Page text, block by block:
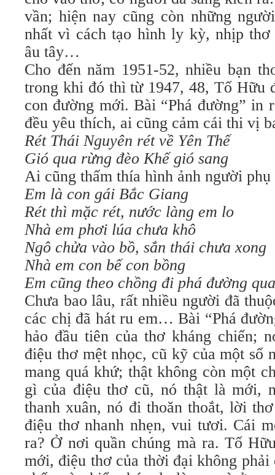
vần; hiện nay cũng còn những
nhất vì cách tạo hình ly kỳ, nhịp
âu tây…
Cho đến năm 1951-52, nhiều bạn
trong khi đó thì từ 1947, 48, Tố Hữu
con đường mới. Bài “Phá đường” in
đều yêu thích, ai cũng cảm cái thi vị
Rét Thái Nguyên rét về Yên Thế
Gió qua rừng đèo Khế gió sang
Ai cũng thấm thía hình ảnh người
Em là con gái Bắc Giang
Rét thì mặc rét, nước làng em lo
Nhà em phơi lúa chưa khô
Ngô chửa vào bồ, sắn thái chưa xong
Nhà em con bế con bồng
Em cũng theo chồng đi phá đường
Chưa bao lâu, rất nhiều người đã
các chị đã hát ru em… Bài “Phá
hảo đầu tiên của thơ kháng chiến;
điệu thơ mệt nhọc, cũ kỹ của một số
mang quá khứ; thật không còn một
gì của điệu thơ cũ, nó thật là mới,
thanh xuân, nó đi thoăn thoắt, lời
điệu thơ nhanh nhẹn, vui tươi. Cái
ra? Ở nơi quần chúng mà ra. Tố
mới, điệu thơ của thời đại không